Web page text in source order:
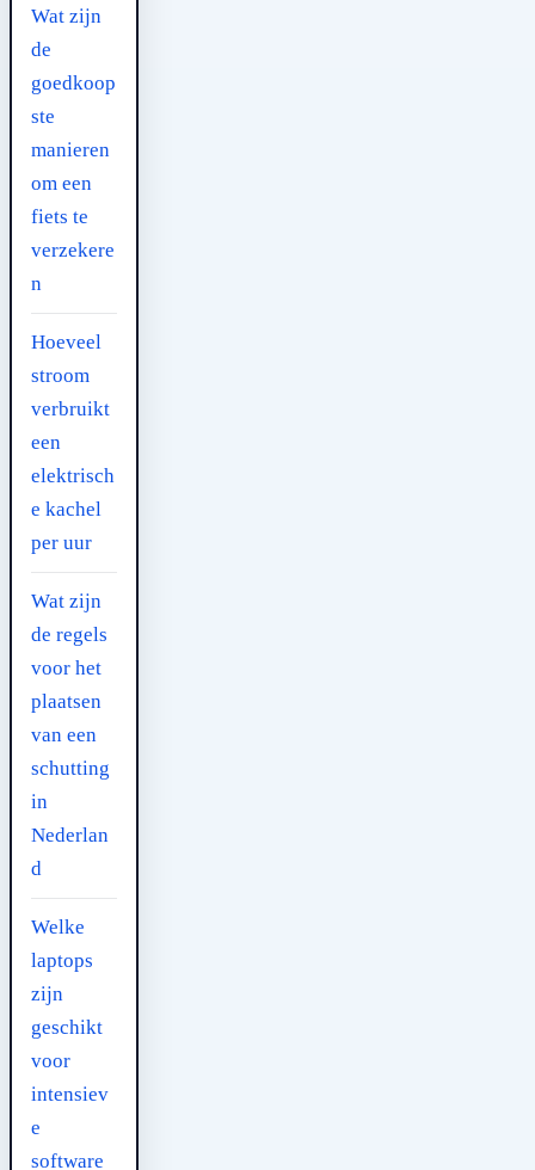
Wat zijn
de
goedkoop
ste
manieren
om een
fiets te
verzekere
n
Hoeveel
stroom
verbruikt
een
elektrisch
e kachel
per uur
Wat zijn
de regels
voor het
plaatsen
van een
schutting
in
Nederlan
d
Welke
laptops
zijn
geschikt
voor
intensiev
e
software